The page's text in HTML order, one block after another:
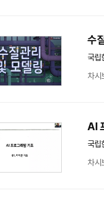
수
국립
차시
AI
국립
차시